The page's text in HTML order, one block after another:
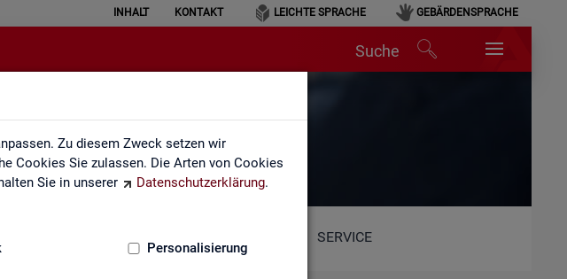
Zu diesem Zweck setzen wir
Cookies Sie zulassen. Die Arten von Cookies
Sie in unserer
Datenschutzerklärung.
Personalisierung
INHALT KONTAKT LEICHTE SPRACHE GEBÄRDENSPRACHE
Suche
SERVICE